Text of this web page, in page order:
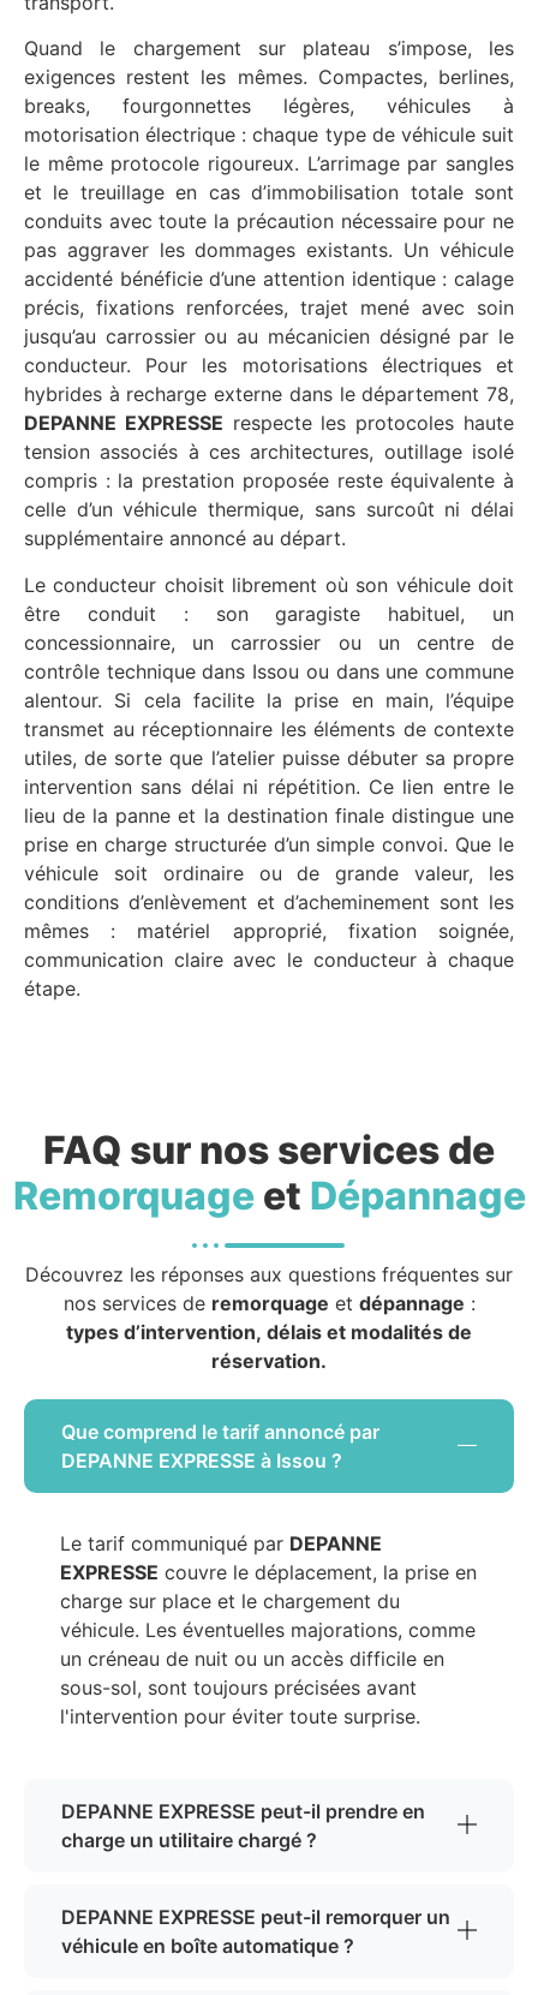
Quand le chargement sur plateau s’impose, les
exigences restent les mêmes. Compactes, berlines,
breaks, fourgonnettes légères, véhicules à
motorisation électrique : chaque type de véhicule suit
le même protocole rigoureux. L’arrimage par sangles
et le treuillage en cas d’immobilisation totale sont
conduits avec toute la précaution nécessaire pour ne
pas aggraver les dommages existants. Un véhicule
accidenté bénéficie d’une attention identique : calage
précis, fixations renforcées, trajet mené avec soin
jusqu’au carrossier ou au mécanicien désigné par le
conducteur. Pour les motorisations électriques et
hybrides à recharge externe dans le département 78,
DEPANNE EXPRESSE respecte les protocoles haute
tension associés à ces architectures, outillage isolé
compris : la prestation proposée reste équivalente à
celle d’un véhicule thermique, sans surcoût ni délai
supplémentaire annoncé au départ.
Le conducteur choisit librement où son véhicule doit
être conduit : son garagiste habituel, un
concessionnaire, un carrossier ou un centre de
contrôle technique dans Issou ou dans une commune
alentour. Si cela facilite la prise en main, l’équipe
transmet au réceptionnaire les éléments de contexte
utiles, de sorte que l’atelier puisse débuter sa propre
intervention sans délai ni répétition. Ce lien entre le
lieu de la panne et la destination finale distingue une
prise en charge structurée d’un simple convoi. Que le
véhicule soit ordinaire ou de grande valeur, les
conditions d’enlèvement et d’acheminement sont les
mêmes : matériel approprié, fixation soignée,
communication claire avec le conducteur à chaque
étape.
FAQ sur nos services de
Remorquageet Dépannage
Découvrez les réponses aux questions fréquentes sur
nos services de remorquage et dépannage :
types d’intervention, délais et modalités de
réservation.
Que comprend le tarif annoncé par
DEPANNE EXPRESSE à Issou ?
Le tarif communiqué par DEPANNE
EXPRESSE couvre le déplacement, la prise en
charge sur place et le chargement du
véhicule. Les éventuelles majorations, comme
un créneau de nuit ou un accès difficile en
sous-sol, sont toujours précisées avant
l'intervention pour éviter toute surprise.
DEPANNE EXPRESSE peut-il prendre en
charge un utilitaire chargé ?
DEPANNE EXPRESSE peut-il remorquer un
véhicule en boîte automatique ?